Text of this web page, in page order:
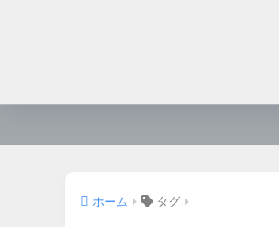
ホーム タグ